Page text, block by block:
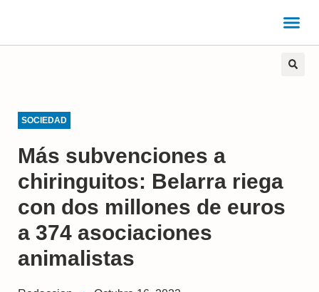
SOCIEDAD
Más subvenciones a
chiringuitos: Belarra riega
con dos millones de euros
a 374 asociaciones
animalistas